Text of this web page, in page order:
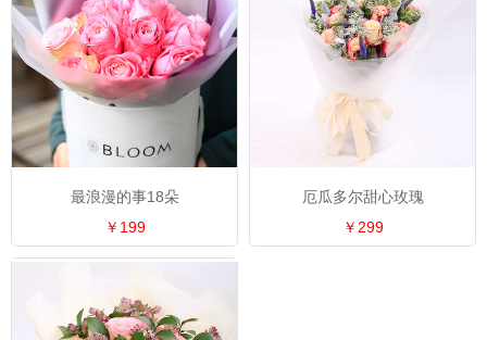
最浪漫的事18朵
￥199
厄瓜多尔甜心玫瑰
￥299